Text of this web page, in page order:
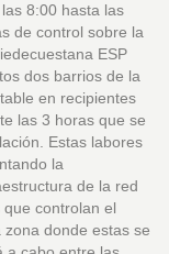
8:00 hasta las
de control sobre la
ESP
dos barrios de la
en recipientes
las 3 horas que se
Estas labores
la
de la red
controlan el
donde estas se